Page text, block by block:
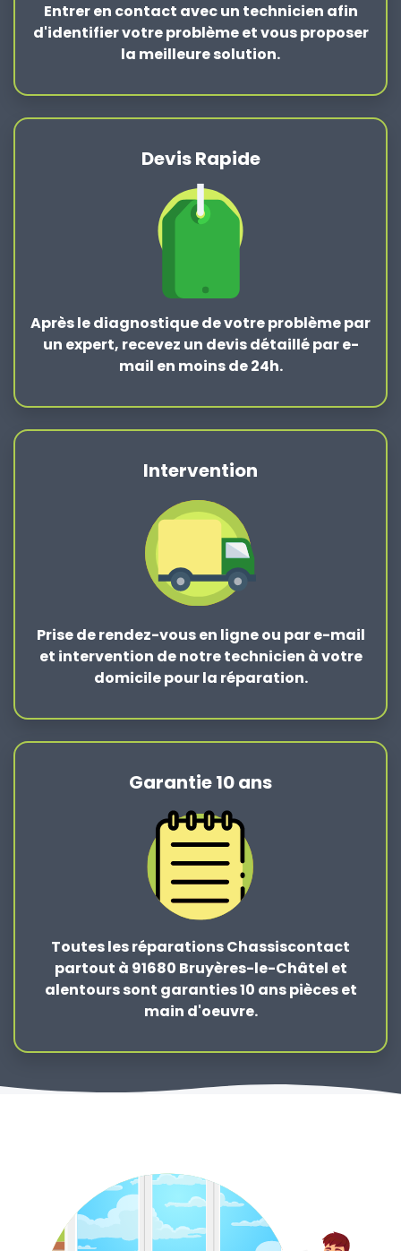
Entrer en contact avec un technicien afin
d'identifier votre problème et vous proposer
la meilleure solution.
Devis Rapide
Après lediagnostique de votre problèmepar
un expert, recevez un devis détaillé par e-
mail en moins de 24h.
Intervention
Prise de rendez-vous en ligne ou par e-mail
et intervention de notre technicien à votre
domicile pour la réparation.
Garantie 10 ans
Toutes les réparations Chassiscontact
partout à 91680 Bruyères-le-Châtel et
alentours sont garanties 10 ans pièces et
main d'oeuvre.